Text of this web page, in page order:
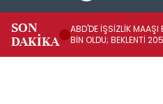
SON
DAKİKA
ABD'DE İŞSİZLİK MAAŞI
BİN OLDU; BEKLENTİ